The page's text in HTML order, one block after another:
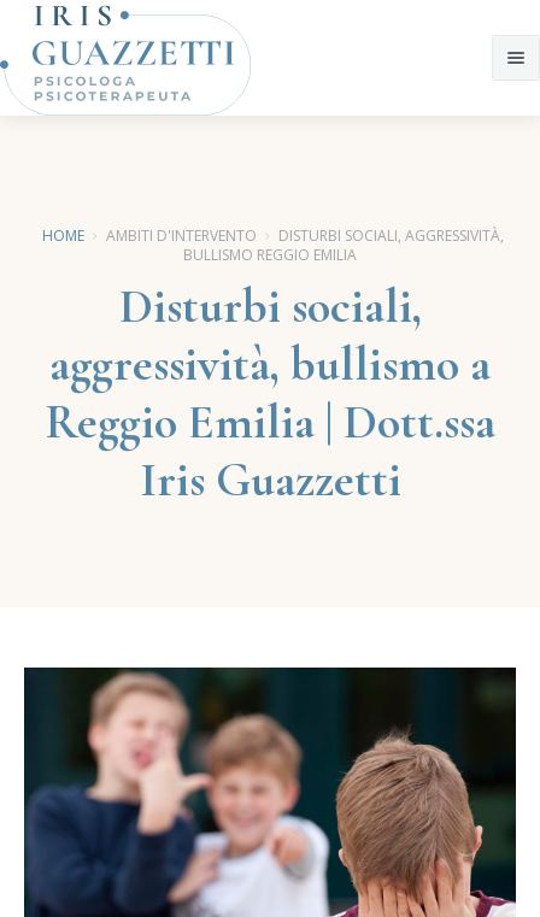
CostellazionI Famigliari
Disturbi d’ansia
(ansia scolastica; disturbi da attacchi di panico; disturbi
ossessivo compulsivo ecc.)
Disturbi somatoformi
Disturbi alimentari
Tutti gli articoli
Disturbi dell'apprendimento
GENOTEST
HOME AMBITI D'INTERVENTO
DISTURBI SOCIALI, AGGRESSIVITÀ,
BULLISMO REGGIO EMILIA
Disturbi sociali,
aggressività, bullismo a
Reggio Emilia | Dott.ssa
Iris Guazzetti